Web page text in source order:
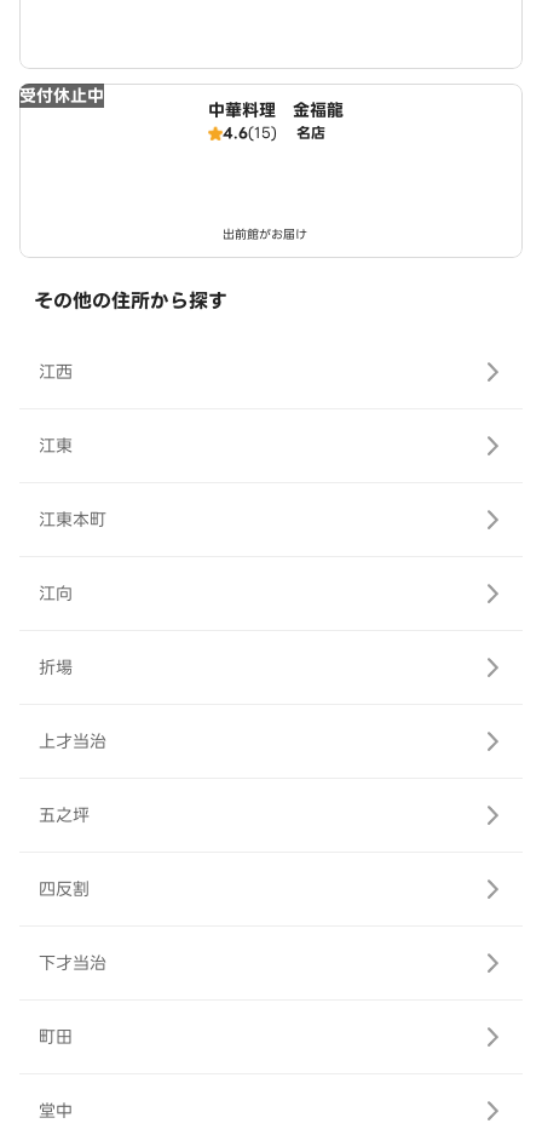
受付休止中
中華料理 金福龍
4.6(15) 名店
出前館がお届け
その他の住所から探す
江西
江東
江東本町
江向
折場
上才当治
五之坪
四反割
下才当治
町田
堂中